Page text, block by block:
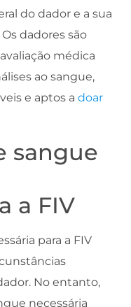
do dador e a sua
dadores são
médica
ao sangue,
e aptos a doar
sangue
a FIV
para a FIV
No entanto,
necessária